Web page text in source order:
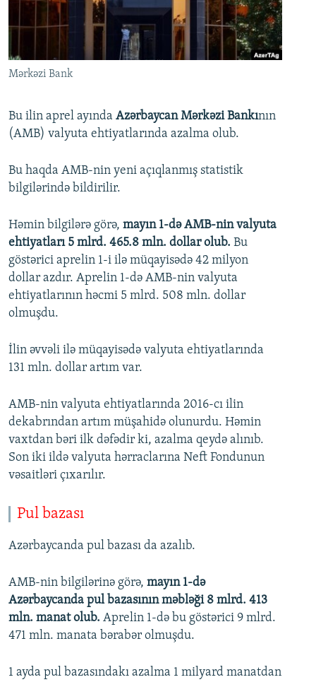
İNFOQRAFIKA
AZƏRBAYCAN ƏDƏBIYYATI KITABXANASI
MISSIYAMIZ
PEŞƏ ETIKASI VƏ JURNALISTIKA STANDARTLARIMIZ
BIZIMLƏ ƏLAQƏ
XƏBƏR BÜLLETENLƏRIMIZ
BIZI IZLƏ
Mərkəzi Bank
Bu ilin aprel ayında Azərbaycan Mərkəzi Bankının
(AMB) valyuta ehtiyatlarında azalma olub.
Bu haqda AMB-nin yeni açıqlanmış statistik
bilgilərində bildirilir.
Həmin bilgilərə görə, mayın 1-də AMB-nin valyuta
ehtiyatları 5 mlrd. 465.8 mln. dollar olub. Bu
göstərici aprelin 1-i ilə müqayisədə 42 milyon
dollar azdır. Aprelin 1-də AMB-nin valyuta
ehtiyatlarının həcmi 5 mlrd. 508 mln. dollar
olmuşdu.
İlin əvvəli ilə müqayisədə valyuta ehtiyatlarında
131 mln. dollar artım var.
AMB-nin valyuta ehtiyatlarında 2016-cı ilin
dekabrından artım müşahidə olunurdu. Həmin
vaxtdan bəri ilk dəfədir ki, azalma qeydə alınıb.
Son iki ildə valyuta hərraclarına Neft Fondunun
vəsaitləri çıxarılır.
Pul bazası
Azərbaycanda pul bazası da azalıb.
AMB-nin bilgilərinə görə, mayın 1-də
Azərbaycanda pul bazasının məbləği 8 mlrd. 413
mln. manat olub. Aprelin 1-də bu göstərici 9 mlrd.
471 mln. manata bərabər olmuşdu.
1 ayda pul bazasındakı azalma 1 milyard manatdan